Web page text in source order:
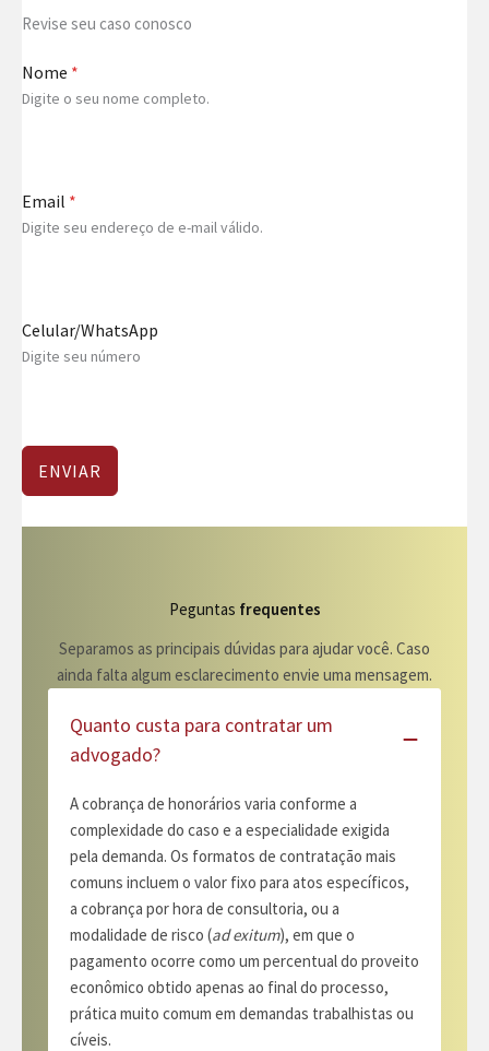
Revise seu caso conosco
Nome *
Digite o seu nome completo.
Email *
Digite seu endereço de e-mail válido.
Celular/WhatsApp
Digite seu número
ENVIAR
Peguntas frequentes
Separamos as principais dúvidas para ajudar você. Caso
ainda falta algum esclarecimento envie uma mensagem.
Quanto custa para contratar um
advogado?
A cobrança de honorários varia conforme a
complexidade do caso e a especialidade exigida
pela demanda. Os formatos de contratação mais
comuns incluem o valor fixo para atos específicos,
a cobrança por hora de consultoria, ou a
modalidade de risco (ad exitum), em que o
pagamento ocorre como um percentual do proveito
econômico obtido apenas ao final do processo,
prática muito comum em demandas trabalhistas ou
cíveis.